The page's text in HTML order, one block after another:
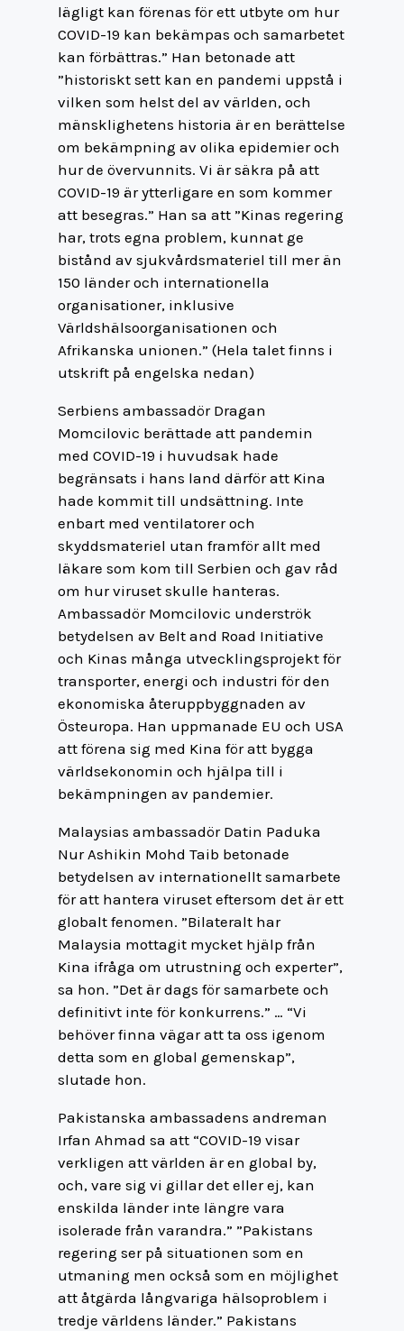
lägligt kan förenas för ett utbyte om hur
COVID-19 kan bekämpas och samarbetet
kan förbättras.” Han betonade att
”historiskt sett kan en pandemi uppstå i
vilken som helst del av världen, och
mänsklighetens historia är en berättelse
om bekämpning av olika epidemier och
hur de övervunnits. Vi är säkra på att
COVID-19 är ytterligare en som kommer
att besegras.” Han sa att ”Kinas regering
har, trots egna problem, kunnat ge
bistånd av sjukvårdsmateriel till mer än
150 länder och internationella
organisationer, inklusive
Världshälsoorganisationen och
Afrikanska unionen.” (Hela talet finns i
utskrift på engelska nedan)
Serbiens ambassadör Dragan
Momcilovic berättade att pandemin
med COVID-19 i huvudsak hade
begränsats i hans land därför att Kina
hade kommit till undsättning. Inte
enbart med ventilatorer och
skyddsmateriel utan framför allt med
läkare som kom till Serbien och gav råd
om hur viruset skulle hanteras.
Ambassadör Momcilovic underströk
betydelsen av Belt and Road Initiative
och Kinas många utvecklingsprojekt för
transporter, energi och industri för den
ekonomiska återuppbyggnaden av
Östeuropa. Han uppmanade EU och USA
att förena sig med Kina för att bygga
världsekonomin och hjälpa till i
bekämpningen av pandemier.
Malaysias ambassadör Datin Paduka
Nur Ashikin Mohd Taib betonade
betydelsen av internationellt samarbete
för att hantera viruset eftersom det är ett
globalt fenomen. ”Bilateralt har
Malaysia mottagit mycket hjälp från
Kina ifråga om utrustning och experter”,
sa hon. ”Det är dags för samarbete och
definitivt inte för konkurrens.” … “Vi
behöver finna vägar att ta oss igenom
detta som en global gemenskap”,
slutade hon.
Pakistanska ambassadens andreman
Irfan Ahmad sa att “COVID-19 visar
verkligen att världen är en global by,
och, vare sig vi gillar det eller ej, kan
enskilda länder inte längre vara
isolerade från varandra.” ”Pakistans
regering ser på situationen som en
utmaning men också som en möjlighet
att åtgärda långvariga hälsoproblem i
tredje världens länder.” Pakistans